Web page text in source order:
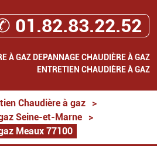
01.82.83.22.52
À GAZ DEPANNAGE CHAUDIÈRE À GAZ
ENTRETIEN CHAUDIÈRE À GAZ
Chaudière à gaz
>
Seine-et-Marne
>
Meaux 77100